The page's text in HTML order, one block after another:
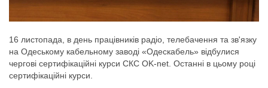
16 листопада, в день працівників радіо, телебачення та зв'язку
на Одеському кабельному заводі «Одескабель» відбулися
чергові сертифікаційні курси СКС OK-net. Останні в цьому році
сертифікаційні курси.